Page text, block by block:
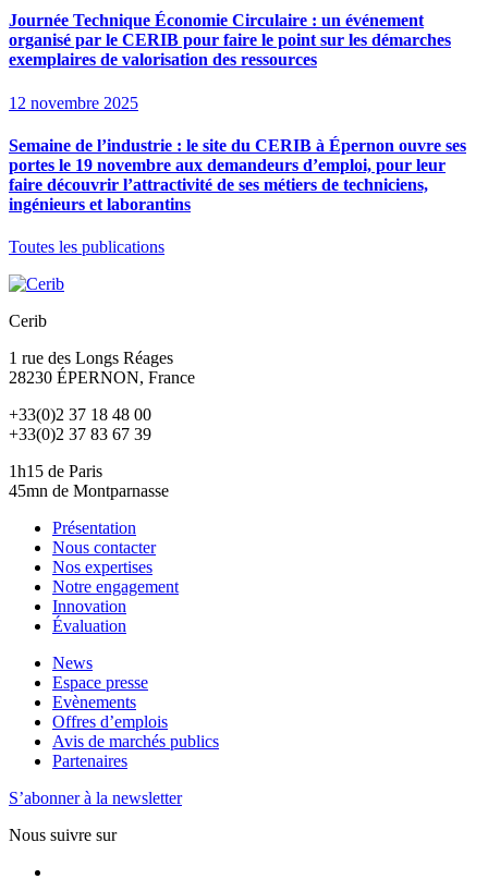
Journée Technique Économie Circulaire : un événement
organisé par le CERIB pour faire le point sur les démarches
exemplaires de valorisation des ressources
12 novembre 2025
Semaine de l’industrie : le site du CERIB à Épernon ouvre ses
portes le 19 novembre aux demandeurs d’emploi, pour leur
faire découvrir l’attractivité de ses métiers de techniciens,
ingénieurs et laborantins
Toutes les publications
Cerib
1 rue des Longs Réages
28230 ÉPERNON, France
+33(0)2 37 18 48 00
+33(0)2 37 83 67 39
1h15 de Paris
45mn de Montparnasse
Présentation
Nous contacter
Nos expertises
Notre engagement
Innovation
Évaluation
News
Espace presse
Evènements
Offres d’emplois
Avis de marchés publics
Partenaires
S’abonner à la newsletter
Nous suivre sur